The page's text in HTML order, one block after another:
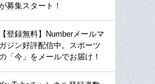
募集スタート！
【登録無料】Numberメールマ
ガジン好評配信中。スポーツ
「今」をメールでお届け！